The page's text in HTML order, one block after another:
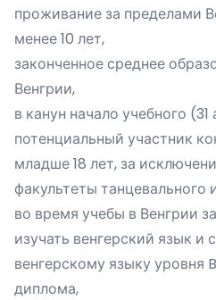
проживание за пределами
менее 10 лет,
законченное среднее
Венгрии,
в канун начало учебного
потенциальный участник
младше 18 лет, за
факультеты танцевального
во время учебы в Венгрии
изучать венгерский язык и
венгерскому языку уровня
диплома,